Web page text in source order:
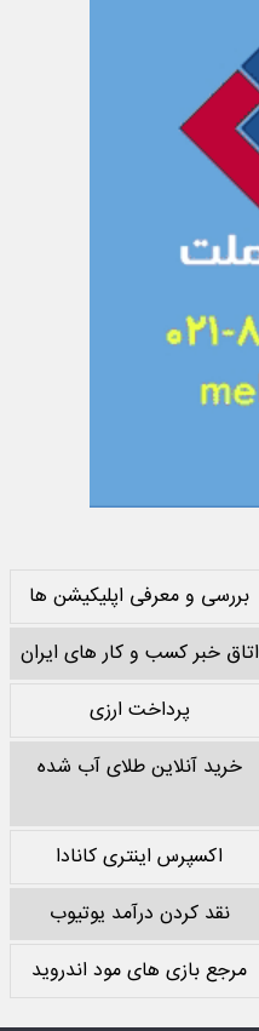
بررسی و معرفی اپلیکیشن ها
اتاق خبر کسب و کار های ایران
پرداخت ارزی
خرید آنلاین طلای آب شده
اکسپرس اینتری کانادا
نقد کردن درآمد یوتیوب
مرجع بازی های مود اندروید